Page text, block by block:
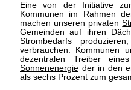
Eine von der Initiative
Kommunen im Rahmen
machen unseren privaten
Gemeinden auf ihren
Strombedarfs
verbrauchen. Kommunen
dezentralen Treiber
Sonnenenergie der in den
als sechs Prozent zum